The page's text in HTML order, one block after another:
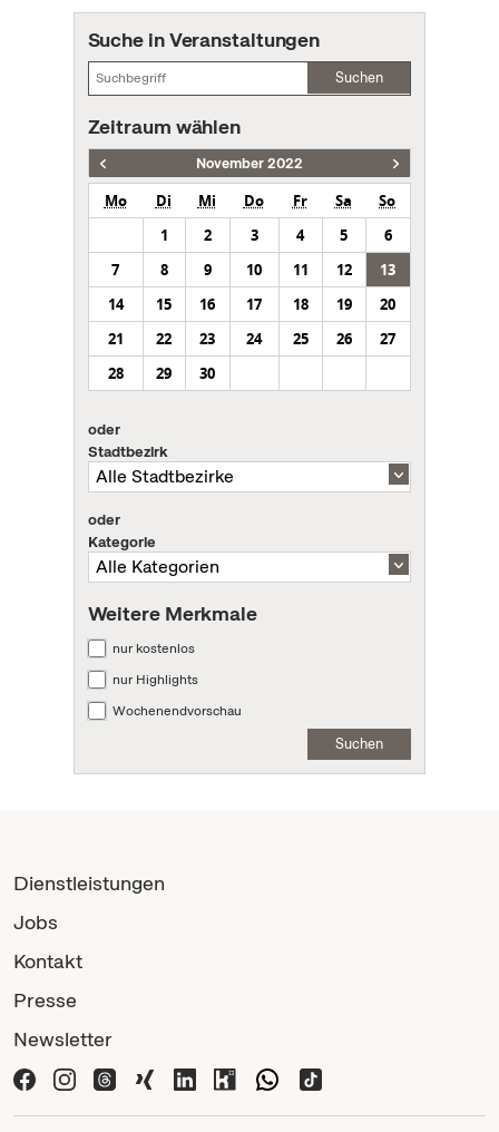
Suche in Veranstaltungen
Suchen
Zeitraum wählen
November 2022
Mo Di Mi Do Fr Sa
So
1
2 3 4 5
6
7
8 9 10 11 12
13
14
15 16 17 18 19
20
21
22 23 24 25 26
27
28
29 30
oder
Stadtbezirk
oder
Kategorie
Weitere Merkmale
nur kostenlos
nur Highlights
Wochenendvorschau
Suchen
Dienstleistungen
Jobs
Kontakt
Presse
Newsletter